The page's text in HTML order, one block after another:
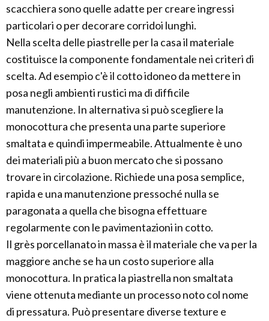
scacchiera sono quelle adatte per creare ingressi
particolari o per decorare corridoi lunghi.
Nella scelta delle piastrelle per la casa il materiale
costituisce la componente fondamentale nei criteri di
scelta. Ad esempio c'è il cotto idoneo da mettere in
posa negli ambienti rustici ma di difficile
manutenzione. In alternativa si può scegliere la
monocottura che presenta una parte superiore
smaltata e quindi impermeabile. Attualmente è uno
dei materiali più a buon mercato che si possano
trovare in circolazione. Richiede una posa semplice,
rapida e una manutenzione pressoché nulla se
paragonata a quella che bisogna effettuare
regolarmente con le pavimentazioni in cotto.
Il grès porcellanato in massa è il materiale che va per la
maggiore anche se ha un costo superiore alla
monocottura. In pratica la piastrella non smaltata
viene ottenuta mediante un processo noto col nome
di pressatura. Può presentare diverse texture e